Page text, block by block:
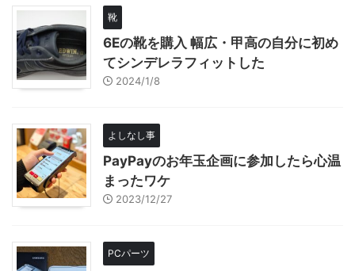
靴
6Eの靴を購入 幅広・甲高の自分に初め
てシンデレラフィットした
2024/1/8
よしなし事
PayPayのお年玉企画に参加したら心温
まったワケ
2023/12/27
PCパーツ